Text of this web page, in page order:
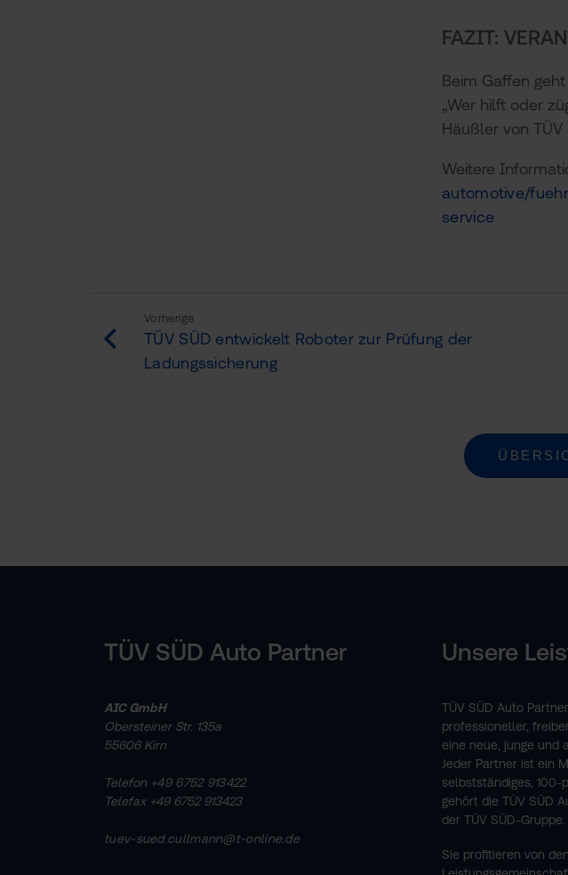
FAZIT:
Beim Gaffen
„Wer hilft oder
Häußler von
Weitere
automotive/
service
Vorherige
TÜV SÜD entwickelt Roboter zur Prüfung der
Ladungssicherung
TÜV SÜD Auto Partner
AIC GmbH
Obersteiner Str. 135a
55606 Kirn
Telefon +49 6752 913422
Telefax +49 6752 913423
tuev-sued.cullmann@t-online.de
Unsere
TÜV SÜD Auto
professioneller,
eine neue, junge und
Jeder Partner ist ein
selbstständiges, 100-
gehört die TÜV SÜD
der TÜV SÜD-Gruppe.
Sie profitieren von